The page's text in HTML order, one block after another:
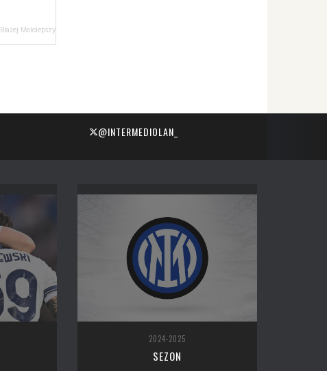
Błażej Małolepszy
@INTERMEDIOLAN_
2024-2025
SEZON